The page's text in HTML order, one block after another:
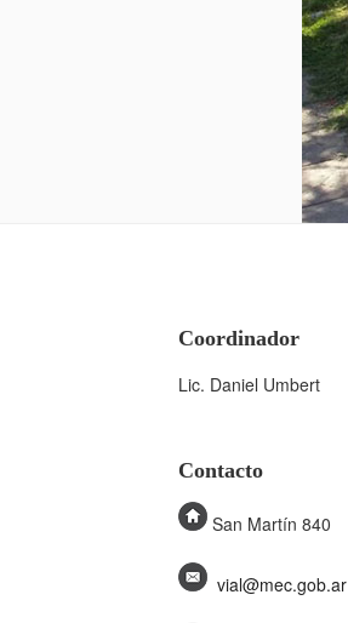
Coordinador
Lic. Daniel Umbert
Contacto
San Martín 840
vial@mec.gob.ar